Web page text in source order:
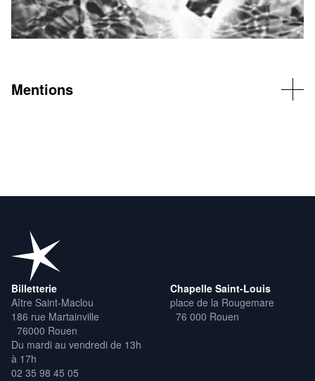
Mentions
Billetterie
Aître Saint-Maclou
186 rue Martainville
76000 Rouen
Du mardi au vendredi de 13h
à 17h
02 35 98 45 05
Chapelle Saint-Louis
place de la Rougemare
76 000 Rouen